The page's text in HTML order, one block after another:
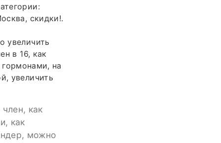
скидки!.
увеличить
в 16, как
гормонами, на
увеличить
как
как
можно